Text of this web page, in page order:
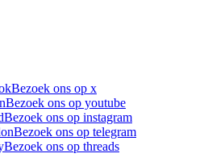
Bezoek ons op x
Bezoek ons op youtube
Bezoek ons op instagram
Bezoek ons op telegram
Bezoek ons op threads